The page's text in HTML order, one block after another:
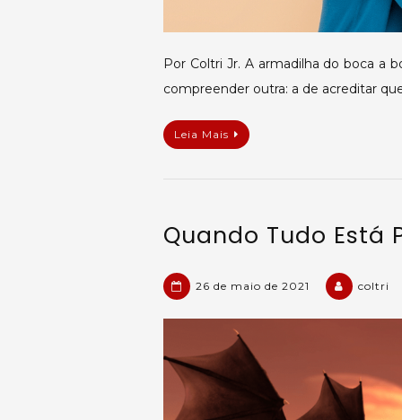
Por Coltri Jr. A armadilha do boca a
compreender outra: a de acreditar
Leia Mais
Quando Tudo Está
26 de maio de 2021 coltri